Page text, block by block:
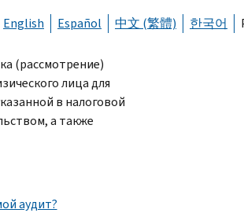
English Español 中文 (繁體) 한국어
(рассмотрение)
лица для
в налоговой
а также
аудит?